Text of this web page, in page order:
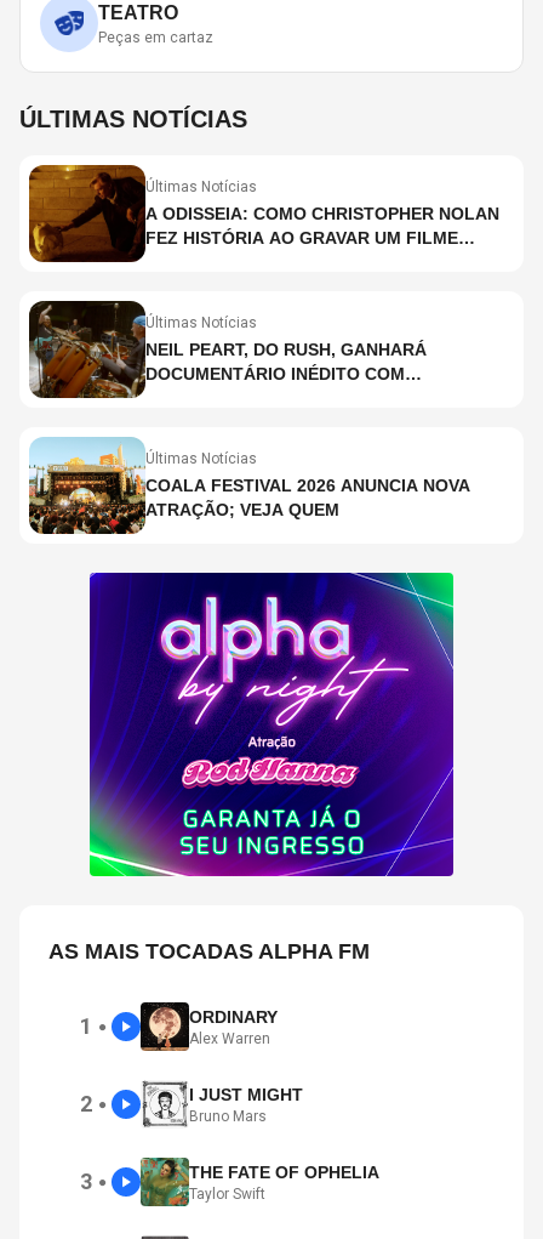
TEATRO
Peças em cartaz
ÚLTIMAS NOTÍCIAS
Últimas Notícias
A ODISSEIA: COMO CHRISTOPHER NOLAN
FEZ HISTÓRIA AO GRAVAR UM FILME
Últimas Notícias
NEIL PEART, DO RUSH, GANHARÁ
DOCUMENTÁRIO INÉDITO COM
Últimas Notícias
COALA FESTIVAL 2026 ANUNCIA NOVA
ATRAÇÃO; VEJA QUEM
AS MAIS TOCADAS ALPHA FM
1 ● ORDINARY
Alex Warren
2 ● I JUST MIGHT
Bruno Mars
3 ● THE FATE OF OPHELIA
Taylor Swift